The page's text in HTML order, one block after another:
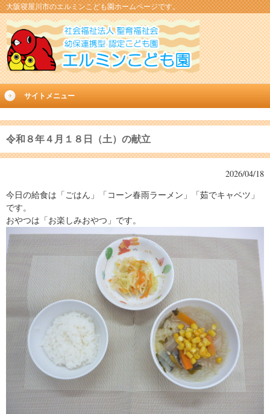
大阪寝屋川市のエルミンこども園ホームページです。
サイトメニュー
令和８年４月１８日（土）の献立
2026/04/18
今日の給食は「ごはん」「コーン春雨ラーメン」「茹でキャベツ」
です。
おやつは「お楽しみおやつ」です。